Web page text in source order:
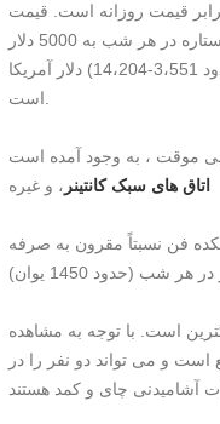
قیمت روزانه است. قیمت
یک هتل پنج ستاره در هر شب به 5000 دلار (حدود 35،511 RMB) می رسد ، در حالی که قیمت یک هتل دو ستاره یا سه ستاره نیز بین 500-2،000
دلار آمریکا (حدود 3،551-14،204 RMB) است. اگر بر اساس یک سفر 5 روزه محاسبه شود ، هزینه یک هوادار در هتل حدود 20،000-100،000 یوان
موقت ، به وجود آمده است
اتاق های سبک کانتینر ، و غیره
چوبی موقت برای ساخت یک دهکده فن نسبتاً مقرون به صرفه
است. با توجه به مشاهده
هر اتاق حدود 16 متر مربع است و می تواند دو نفر را در